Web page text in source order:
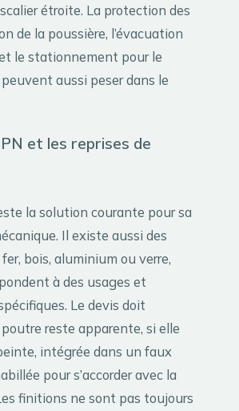
étroite. La protection des
de la poussière, l’évacuation
le stationnement pour le
aussi peser dans le
et les reprises de
la solution courante pour sa
Il existe aussi des
bois, aluminium ou verre,
à des usages et
Le devis doit
reste apparente, si elle
intégrée dans un faux
pour s’accorder avec la
finitions ne sont pas toujours